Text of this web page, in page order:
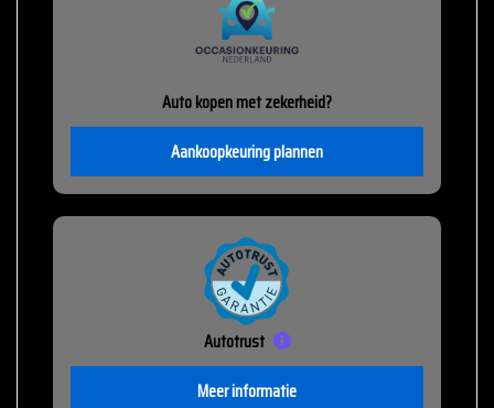
Auto kopen met zekerheid?
Aankoopkeuring plannen
Autotrust
Meer informatie